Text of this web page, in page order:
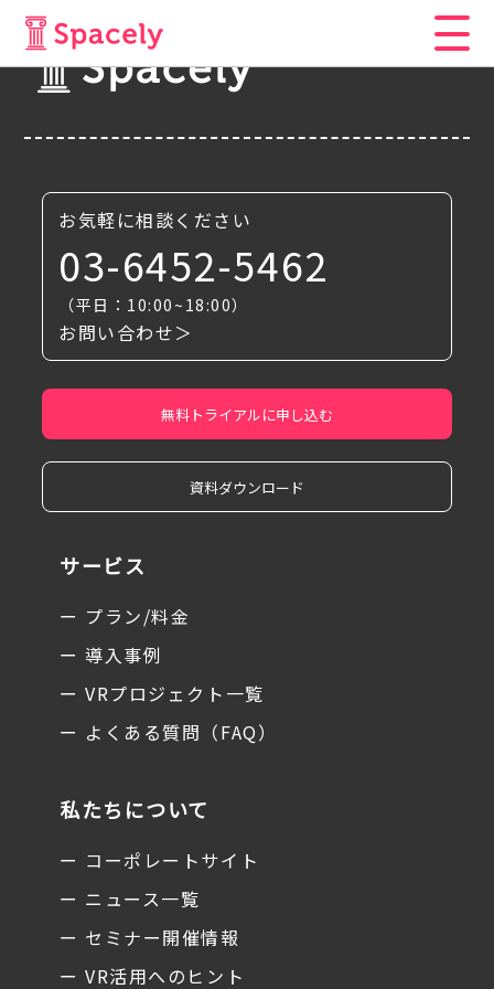
お気軽に相談ください
03-6452-5462
（平日：10:00~18:00）
お問い合わせ＞
無料トライアルに申し込む
資料ダウンロード
サービス
ー プラン/料金
ー 導入事例
ー VRプロジェクト一覧
ー よくある質問（FAQ）
私たちについて
ー コーポレートサイト
ー ニュース一覧
ー セミナー開催情報
ー VR活用へのヒント